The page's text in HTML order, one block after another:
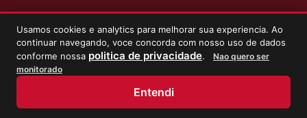
Usamos cookies e analytics para melhorar sua experiencia. Ao
continuar navegando, voce concorda com nosso uso de dados
conforme nossa politica de privacidade.
Nao quero ser
monitorado
Entendi